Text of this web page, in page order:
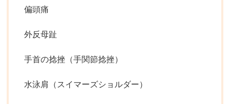
偏頭痛
外反母趾
手首の捻挫（手関節捻挫）
水泳肩（スイマーズショルダー）